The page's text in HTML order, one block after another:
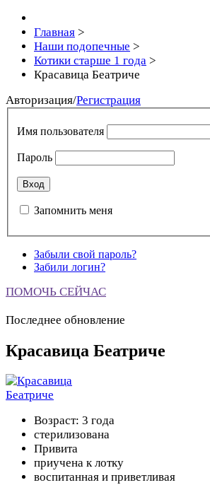
Главная >
Наши подопечные >
Котики старше 1 года >
Красавица Беатриче
Авторизация/Регистрация
Имя пользователя
Пароль
Запомнить меня
Забыли свой пароль?
Забили логин?
ПОМОЧЬ СЕЙЧАС
Последнее обновление
Красавица Беатриче
Возраст: 3 года
стерилизована
Привита
приучена к лотку
воспитанная и приветливая